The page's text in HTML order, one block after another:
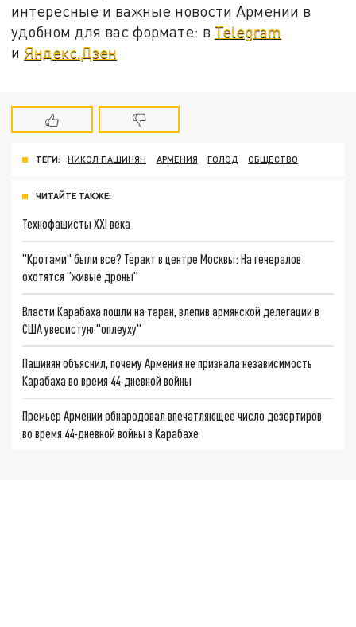
интересные и важные новости Армении в
удобном для вас формате: в Telegram
и Яндекс.Дзен
ТЕГИ: НИКОЛ ПАШИНЯН АРМЕНИЯ ГОЛОД ОБЩЕСТВО
ЧИТАЙТЕ ТАКЖЕ:
Технофашисты XXI века
"Кротами" были все? Теракт в центре Москвы: На генералов
охотятся "живые дроны"
Власти Карабаха пошли на таран, влепив армянской делегации в
США увесистую "оплеуху"
Пашинян объяснил, почему Армения не признала независимость
Карабаха во время 44-дневной войны
Премьер Армении обнародовал впечатляющее число дезертиров
во время 44-дневной войны в Карабахе